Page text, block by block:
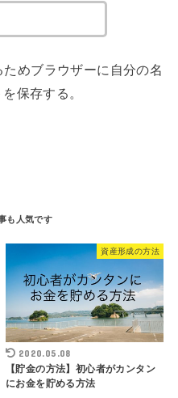
めブラウザーに自分の名
保存する。
資産形成の方法
2020.05.08
【貯金の方法】初心者がカンタン
にお金を貯める方法